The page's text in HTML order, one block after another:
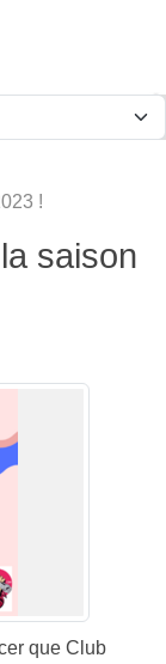
!
saison
que Club